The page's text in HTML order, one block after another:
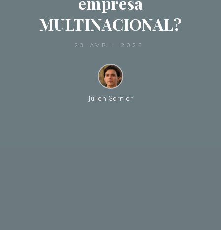
MULTINACIONAL?
23 AVRIL 2025
Julien Garnier